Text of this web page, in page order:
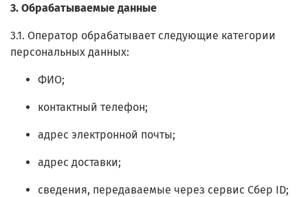
3. Обрабатываемые данные
3.1. Оператор обрабатывает следующие категории
персональных данных:
ФИО;
контактный телефон;
адрес электронной почты;
адрес доставки;
сведения, передаваемые через сервис Сбер ID;